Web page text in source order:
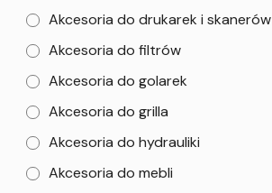
Akcesoria do drukarek i skanerów
Akcesoria do filtrów
Akcesoria do golarek
Akcesoria do grilla
Akcesoria do hydrauliki
Akcesoria do mebli